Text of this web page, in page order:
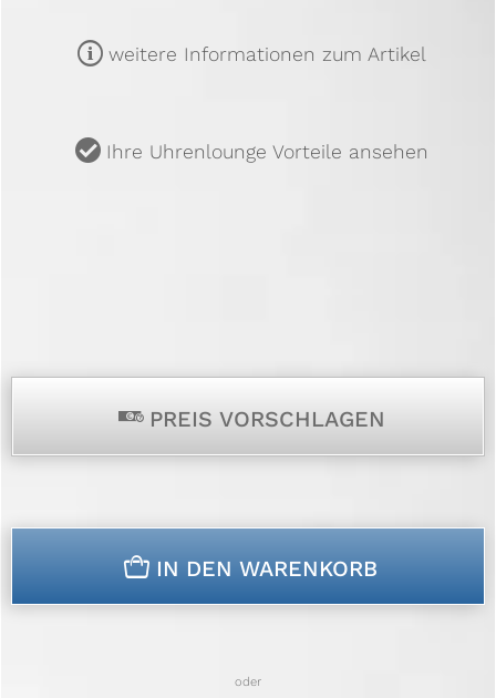
m weitere Informationen zum Artikel
u Ihre Uhrenlounge Vorteile ansehen
p PREIS VORSCHLAGEN
n IN DEN WARENKORB
oder